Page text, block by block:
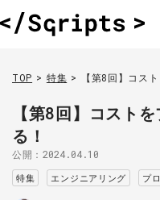
TOP 特集 【第8回】コス
【第8回】コスト
る！
公開：2024.04.10
特集 エンジニアリング プ